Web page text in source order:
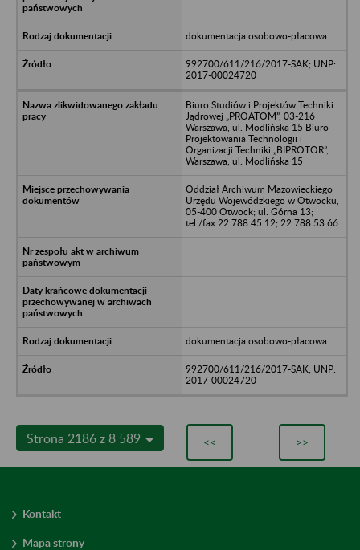
dokumentacja osobowo-płacowa
992700/611/216/2017-SAK; UNP:
2017-00024720
Biuro Studiów i Projektów Techniki
Jądrowej „PROATOM”, 03-216
Warszawa, ul. Modlińska 15 Biuro
Projektowania Technologii i
Organizacji Techniki „BIPROTOR”,
Warszawa, ul. Modlińska 15
Oddział Archiwum Mazowieckiego
Urzędu Wojewódzkiego w Otwocku,
05-400 Otwock; ul. Górna 13;
tel./fax 22 788 45 12; 22 788 53 66
dokumentacja osobowo-płacowa
992700/611/216/2017-SAK; UNP:
2017-00024720
Strona 2186 z 8 589 << >>
Kontakt
Mapa strony